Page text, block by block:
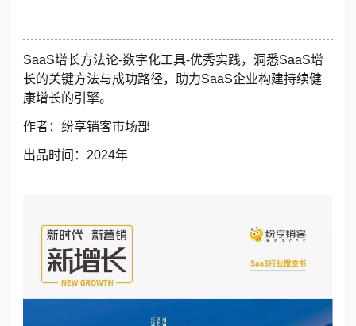
东莞客服热线
SaaS增长方法论-数字化工具-优秀实践，洞悉SaaS增
长的关键方法与成功路径，助力SaaS企业构建持续健
康增长的引擎。
作者： 纷享销客市场部
出品时间： 2024年